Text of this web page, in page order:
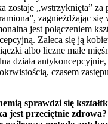
zostaje „wstrzyknięta” za
zagnieżdżając się
jest połączeniem
Zaleca się ją
albo liczne małe
działa
czasem
sprawdzi się
jest przeciętnie